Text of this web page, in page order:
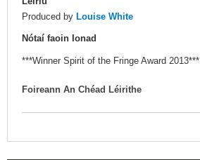
Produced by Louise White
Nótaí faoin Ionad
***Winner Spirit of the Fringe Award
Foireann An Chéad Léirithe